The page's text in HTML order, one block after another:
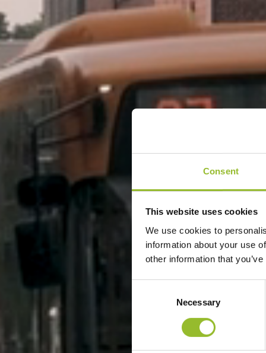
Consent
This website uses cookies
We use cookies to
information about your use
other information that
Necessary
กา
โด